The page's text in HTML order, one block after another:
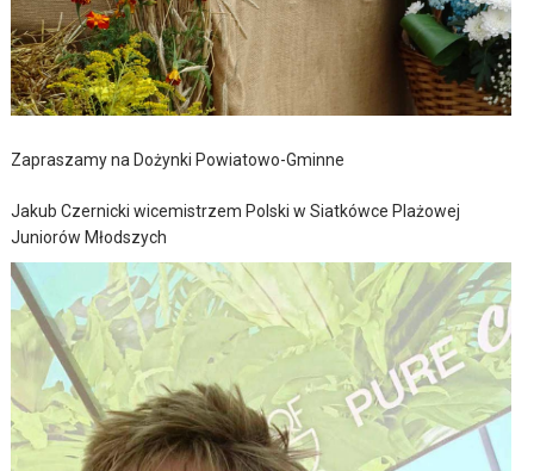
Zapraszamy na Dożynki Powiatowo-Gminne
Jakub Czernicki wicemistrzem Polski w Siatkówce Plażowej
Juniorów Młodszych